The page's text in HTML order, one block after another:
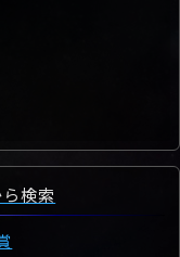
検索